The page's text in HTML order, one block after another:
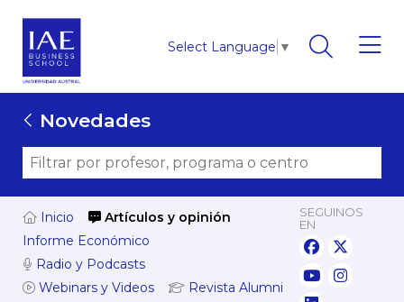
Select Language ▼
Novedades
Inicio
Artículos y opinión
Informe Económico
Radio y Podcasts
Webinars y Videos
Revista Alumni
SEGUINOS
EN